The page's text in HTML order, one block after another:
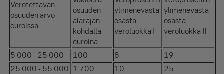
Verotettavan
osuuden arvo
euroissa
osuuden
alarajan
kohdalla
euroina
ylimenevästä
osasta
veroluokka I
ylimenevästä
osasta
veroluokka II
5 000 - 25 000 100 8
19
25 000 - 55 000 1 700 10
25